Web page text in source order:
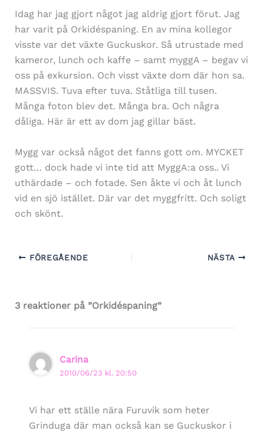
Idag har jag gjort något jag aldrig gjort förut. Jag
har varit på Orkidéspaning. En av mina kollegor
visste var det växte Guckuskor. Så utrustade med
kameror, lunch och kaffe – samt myggA – begav vi
oss på exkursion. Och visst växte dom där hon sa.
MASSVIS. Tuva efter tuva. Ståtliga till tusen.
Många foton blev det. Många bra. Och några
dåliga. Här är ett av dom jag gillar bäst.
Mygg var också något det fanns gott om. MYCKET
gott… dock hade vi inte tid att MyggA:a oss.. Vi
uthärdade – och fotade. Sen åkte vi och åt lunch
vid en sjö istället. Där var det myggfritt. Och soligt
och skönt.
FÖREGÅENDE NÄSTA
3 reaktioner på ”Orkidéspaning”
Carina
2010/06/23 kl. 20:50
Vi har ett ställe nära Furuvik som heter
Grinduga där man också kan se Guckuskor i